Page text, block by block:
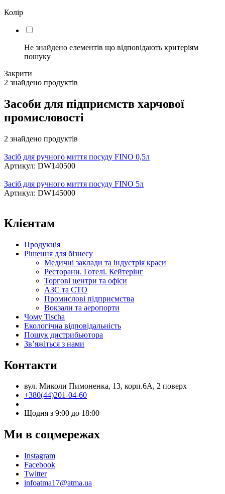
Колір
Не знайдено елементів що відповідають критеріям
пошуку
Закрити
2 знайдено продуктів
Засоби для підприємств харчової
промисловості
2 знайдено продуктів
Засіб для ручного миття посуду FINO 0,5л
Артикул: DW140500
Засіб для ручного миття посуду FINO 5л
Артикул: DW145000
Клієнтам
Продукція
Рішення для бізнесу
Медичні заклади та індустрія краси
Ресторани. Готелі. Кейтерінг
Торгові центри та офіси
АЗС та СТО
Промислові підприємства
Вокзали та аеропорти
Чому Tischa
Екологічна відповідальність
Пошук дистрибьютора
Зв’яжіться з нами
Контакти
вул. Миколи Пимоненка, 13, корп.6А, 2 поверх
+380(44)201-04-60
Щодня з 9:00 до 18:00
Ми в соцмережах
Instagram
Facebook
Twitter
infoatma17@atma.ua